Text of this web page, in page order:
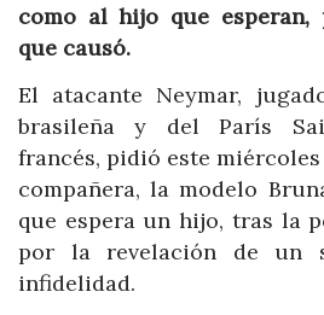
como al hijo que
que causó.
El atacante Neymar,
brasileña y del París
francés, pidió este
compañera, la modelo
que espera un hijo, tras la
por la revelación de un
infidelidad.